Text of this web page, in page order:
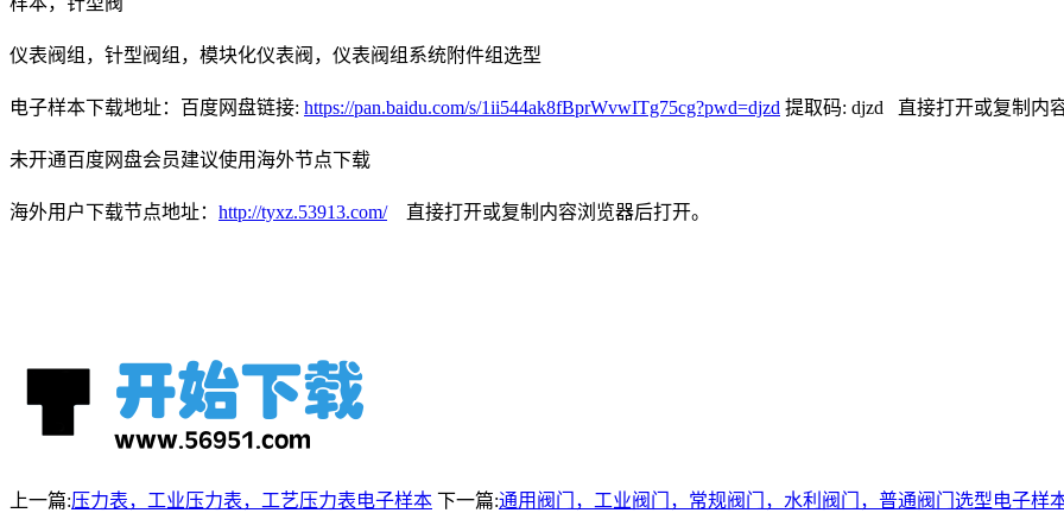
仪表阀组，针型阀组，模块化仪表阀，仪表阀组系统附件组选型
电子样本下载地址：百度网盘链接: https://pan.baidu.com/s/1ii544ak8fBprWvwITg75cg?pwd=djzd 提取码: djzd 直接打开或复制内
未开通百度网盘会员建议使用海外节点下载
海外用户下载节点地址： http://tyxz.53913.com/直接打开或复制内容浏览器后打开。
上一篇:压力表，工业压力表，工艺压力表电子样本 下一篇:通用阀门，工业阀门，常规阀门，水利阀门，普通阀门选型电子样